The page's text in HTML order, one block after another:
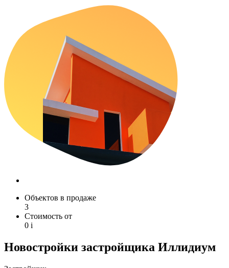
Объектов в продаже
3
Стоимость от
0 i
Новостройки застройщика Иллидиум